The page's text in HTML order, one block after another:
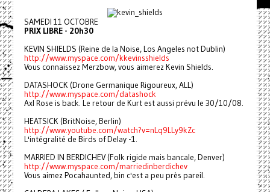
SAMEDI 11 OCTOBRE
PRIX LIBRE - 20h30
KEVIN SHIELDS (Reine de la Noise, Los Angeles not Dublin)
http://www.myspace.com/kkevinsshields
Vous connaissez Merzbow, vous aimerez Kevin Shields.
DATASHOCK (Drone Germanique Rigoureux, ALL)
http://www.myspace.com/datashock
Axl Rose is back. Le retour de Kurt est aussi prévu le 30/10/08.
HEATSICK (BritNoise, Berlin)
http://www.youtube.com/watch?v=nLq9LLy9kZc
L'intégralité de Birds of Delay -1.
MARRIED IN BERDICHEV (Folk rigide mais bancale, Denver)
http://www.myspace.com/marriedinberdichev
Vous aimez Pocahaunted, bin c'est a peu près pareil.